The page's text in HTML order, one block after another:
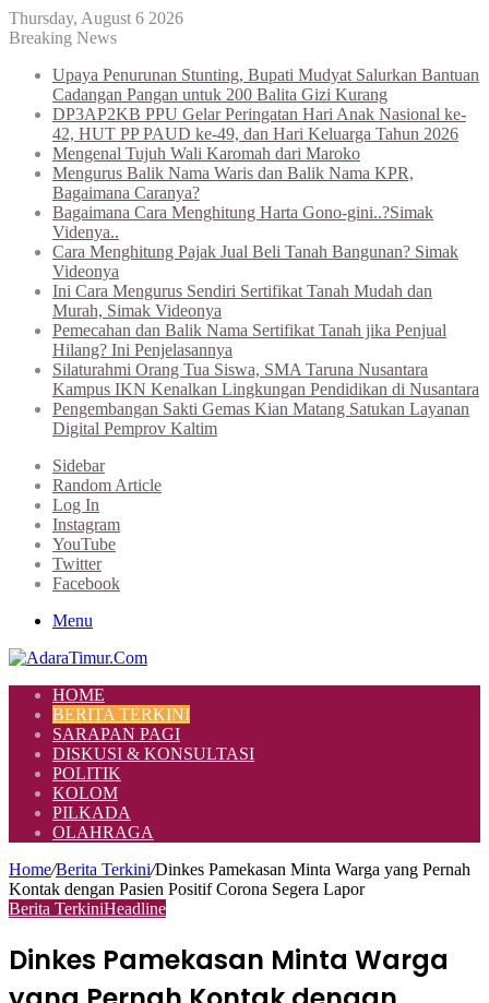
Thursday, August 6 2026
Breaking News
Upaya Penurunan Stunting, Bupati Mudyat Salurkan Bantuan
Cadangan Pangan untuk 200 Balita Gizi Kurang
DP3AP2KB PPU Gelar Peringatan Hari Anak Nasional ke-
42, HUT PP PAUD ke-49, dan Hari Keluarga Tahun 2026
Mengenal Tujuh Wali Karomah dari Maroko
Mengurus Balik Nama Waris dan Balik Nama KPR,
Bagaimana Caranya?
Bagaimana Cara Menghitung Harta Gono-gini..?Simak
Videnya..
Cara Menghitung Pajak Jual Beli Tanah Bangunan? Simak
Videonya
Ini Cara Mengurus Sendiri Sertifikat Tanah Mudah dan
Murah, Simak Videonya
Pemecahan dan Balik Nama Sertifikat Tanah jika Penjual
Hilang? Ini Penjelasannya
Silaturahmi Orang Tua Siswa, SMA Taruna Nusantara
Kampus IKN Kenalkan Lingkungan Pendidikan di Nusantara
Pengembangan Sakti Gemas Kian Matang Satukan Layanan
Digital Pemprov Kaltim
Sidebar
Random Article
Log In
Instagram
YouTube
Twitter
Facebook
Menu
HOME
BERITA TERKINI
SARAPAN PAGI
DISKUSI & KONSULTASI
POLITIK
KOLOM
PILKADA
OLAHRAGA
Home/Berita Terkini/Dinkes Pamekasan Minta Warga yang Pernah
Kontak dengan Pasien Positif Corona Segera Lapor
Berita TerkiniHeadline
Dinkes Pamekasan Minta Warga